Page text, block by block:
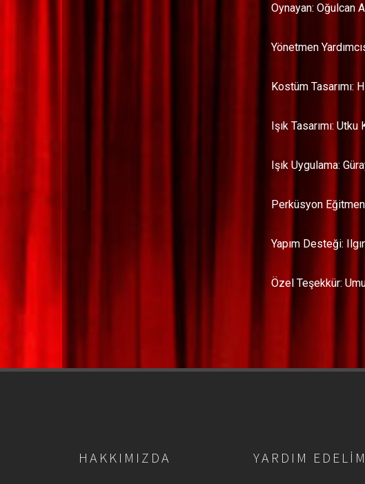
Oynayan: Oğulcan
Yönetmen
Kostüm Tasarımı:
Işık Tasarımı: Utku
Işık Uygulama:
Perküsyon
Yapım Desteği:
Özel Teşekkür:
HAKKIMIZDA YARDIM EDELIM